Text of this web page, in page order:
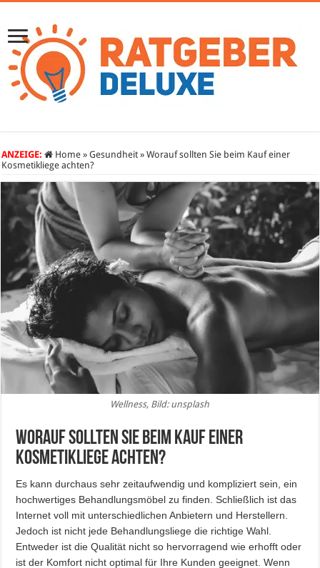
ANZEIGE: Home » Gesundheit » Worauf sollten Sie beim Kauf einer
Kosmetikliege achten?
Wellness, Bild: unsplash
Worauf sollten Sie beim Kauf einer
Kosmetikliege achten?
Es kann durchaus sehr zeitaufwendig und kompliziert sein, ein
hochwertiges Behandlungsmöbel zu finden. Schließlich ist das
Internet voll mit unterschiedlichen Anbietern und Herstellern.
Jedoch ist nicht jede Behandlungsliege die richtige Wahl.
Entweder ist die Qualität nicht so hervorragend wie erhofft oder
ist der Komfort nicht optimal für Ihre Kunden geeignet. Wenn